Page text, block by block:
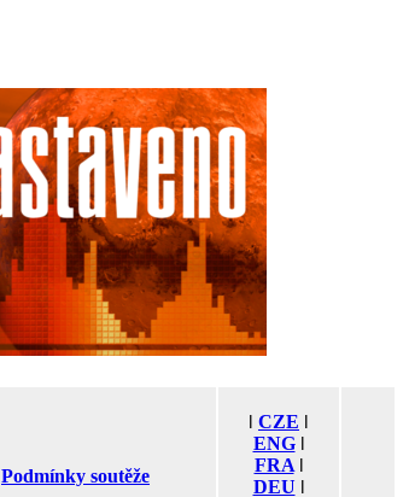
Podmínky soutěže
CZE
ENGǀ
FRAǀ
DEU